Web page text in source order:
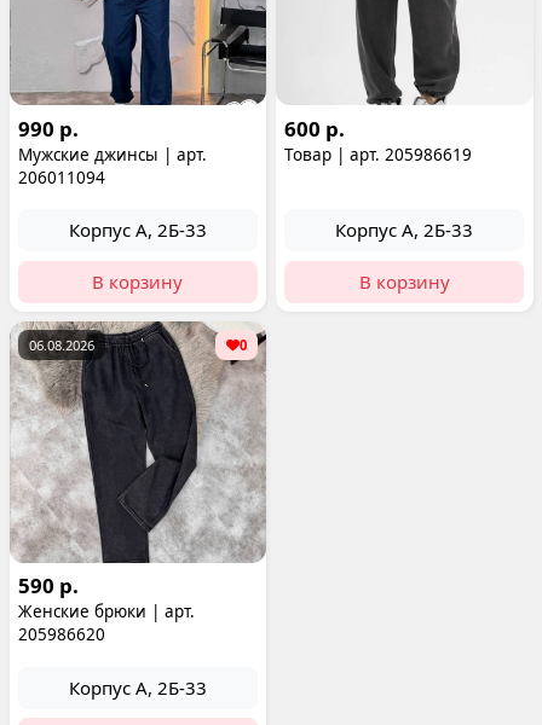
990 р.
Мужские джинсы | арт.
206011094
Корпус А, 2Б-33
В корзину
600 р.
Товар | арт. 205986619
Корпус А, 2Б-33
В корзину
06.08.2026 0
590 р.
Женские брюки | арт.
205986620
Корпус А, 2Б-33